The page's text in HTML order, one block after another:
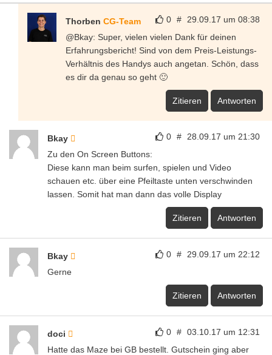
0 # 29.09.17 um 08:38
Thorben CG-Team
@Bkay: Super, vielen vielen Dank für deinen
Erfahrungsbericht! Sind von dem Preis-Leistungs-
Verhältnis des Handys auch angetan. Schön, dass
es dir da genau so geht 🙂
Zitieren Antworten
0 # 28.09.17 um 21:30
Bkay
Zu den On Screen Buttons:
Diese kann man beim surfen, spielen und Video
schauen etc. über eine Pfeiltaste unten verschwinden
lassen. Somit hat man dann das volle Display
Zitieren Antworten
0 # 29.09.17 um 22:12
Bkay
Gerne
Zitieren Antworten
0 # 03.10.17 um 12:31
doci
Hatte das Maze bei GB bestellt. Gutschein ging aber